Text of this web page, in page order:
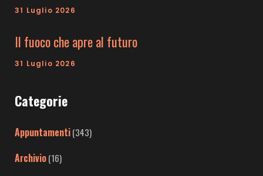
31 Luglio 2026
Il fuoco che apre al futuro
31 Luglio 2026
Categorie
Appuntamenti(343)
Archivio(16)